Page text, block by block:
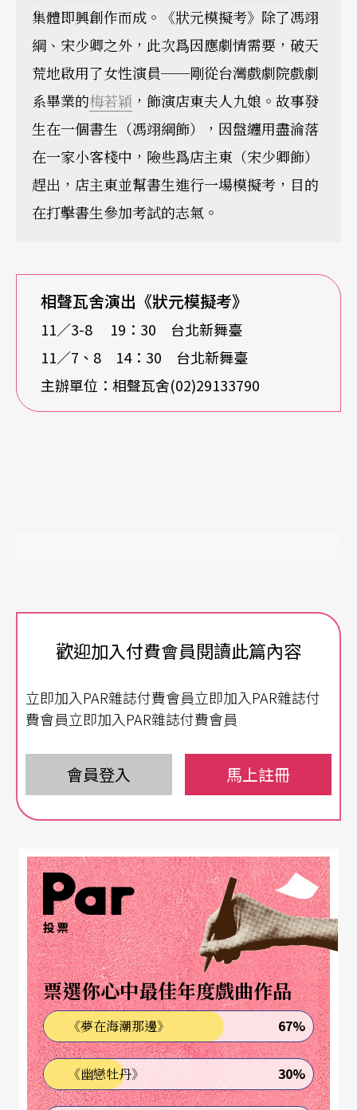
集體即興創作而成。《狀元模擬考》除了馮翊
綱、宋少卿之外，此次爲因應劇情需要，破天
荒地啟用了女性演員──剛從台灣戲劇院戲劇
系畢業的梅若穎 ，飾演店東夫人九娘。故事發
生在一個書生（馮翊綱飾），因盤纏用盡淪落
在一家小客棧中，險些爲店主東（宋少卿飾）
趕出，店主東並幫書生進行一場模擬考，目的
在打擊書生參加考試的志氣。
相聲瓦舍演出《狀元模擬考》
11／3-8 19：30 台北新舞臺
11／7、8 14：30 台北新舞臺
主辦單位：相聲瓦舍(02)29133790
歡迎加入付費會員閱讀此篇內容
立即加入PAR雜誌付費會員立即加入PAR雜誌付
費會員立即加入PAR雜誌付費會員
會員登入 馬上註冊
投票
票選你心中最佳年度戲曲作品
《夢在海潮那邊》 67%
《幽戀牡丹》 30%